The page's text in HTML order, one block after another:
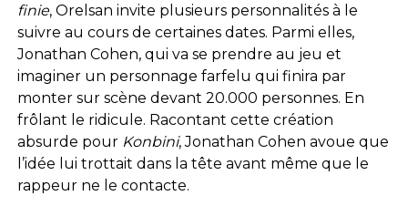
finie, Orelsan invite plusieurs personnalités à le
suivre au cours de certaines dates. Parmi elles,
Jonathan Cohen, qui va se prendre au jeu et
imaginer un personnage farfelu qui finira par
monter sur scène devant 20.000 personnes. En
frôlant le ridicule. Racontant cette création
absurde pour Konbini, Jonathan Cohen avoue que
l’idée lui trottait dans la tête avant même que le
rappeur ne le contacte.